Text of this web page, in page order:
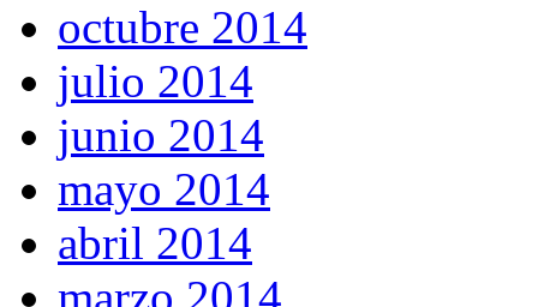
octubre 2014
julio 2014
junio 2014
mayo 2014
abril 2014